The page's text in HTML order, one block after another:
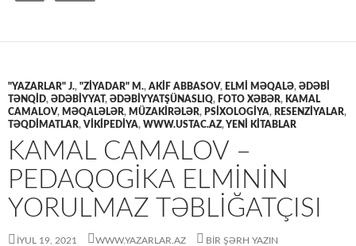
"YAZARLAR" J., "ZİYADAR" M., AKIF ABBASOV, ELMİ MƏQALƏ, ƏDƏBİ
TƏNQİD, ƏDƏBİYYAT, ƏDƏBIYYATŞÜNASLIQ, FOTO XƏBƏR, KAMAL
CAMALOV, MƏQALƏLƏR, MÜZAKİRƏLƏR, PSİXOLOGİYA, RESENZİYALAR,
TƏQDİMATLAR, VİKİPEDİYA, WWW.USTAC.AZ,YENİ KİTABLAR
KAMAL CAMALOV –
PEDAQOGİKA ELMİNİN
YORULMAZ TƏBLİĞATÇISI
İYUL 19, 2021 WWW.YAZARLAR.AZ BIR ŞƏRH YAZIN